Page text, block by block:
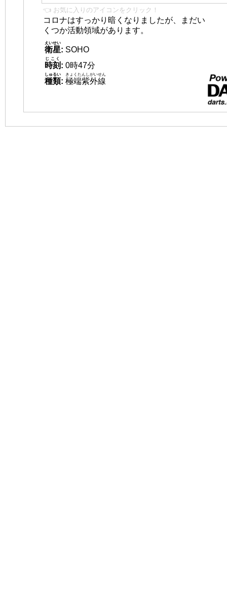
👈 お気に入りのアイコンをクリック！
コロナはすっかり暗くなりましたが、まだい
くつか活動領域があります。
衛星
えいせい
: SOHO
時刻
じこく
: 0時47分
種類
しゅるい
: 極端紫外線
きょくたんしがいせん